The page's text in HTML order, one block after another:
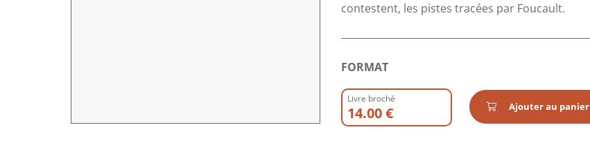
contestent, les pistes tracées par Foucault.
FORMAT
Livre broché
14.00 € Ajouter au panier